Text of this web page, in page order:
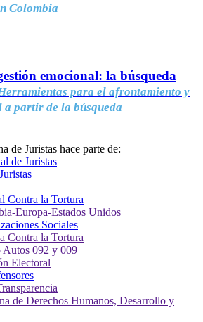
Colombia
emocional: la búsqueda
para el afrontamiento y
a partir de la búsqueda
de Juristas hace parte de: